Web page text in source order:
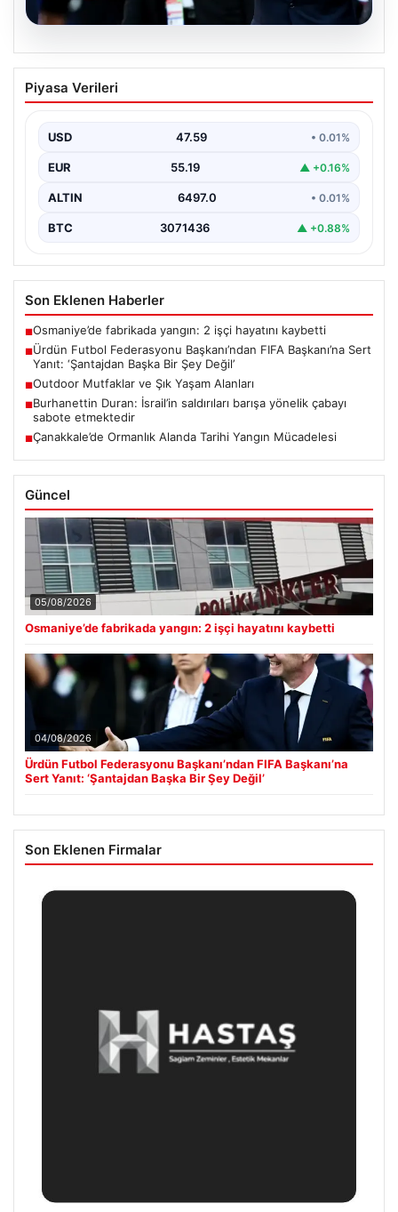
04.08.2026
Ürdün Futbol Federasyonu
Başkanı’ndan FIFA Başkanı’na Sert
Ürdün Futbol Federasyonu (JFA) Başkanı Ali Bin Al-
Piyasa Verileri
USD 47.59 • 0.01%
EUR 55.19 ▲ +0.16%
ALTIN 6497.0 • 0.01%
BTC 3071436 ▲ +0.88%
Son Eklenen Haberler
■Osmaniye’de fabrikada yangın: 2 işçi hayatını kaybetti
■Ürdün Futbol Federasyonu Başkanı’ndan FIFA Başkanı’na Sert
Yanıt: ‘Şantajdan Başka Bir Şey Değil’
■Outdoor Mutfaklar ve Şık Yaşam Alanları
■Burhanettin Duran: İsrail’in saldırıları barışa yönelik çabayı
sabote etmektedir
■Çanakkale’de Ormanlık Alanda Tarihi Yangın Mücadelesi
Güncel
05/08/2026
Osmaniye’de fabrikada yangın: 2 işçi hayatını kaybetti
04/08/2026
Ürdün Futbol Federasyonu Başkanı’ndan FIFA Başkanı’na
Sert Yanıt: ‘Şantajdan Başka Bir Şey Değil’
Son Eklenen Firmalar